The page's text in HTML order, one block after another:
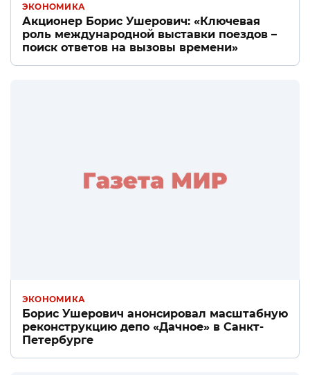
ЭКОНОМИКА
Акционер Борис Ушерович: «Ключевая
роль международной выставки поездов –
поиск ответов на вызовы времени»
ЭКОНОМИКА
Борис Ушерович анонсировал масштабную
реконструкцию депо «Дачное» в Санкт-
Петербурге